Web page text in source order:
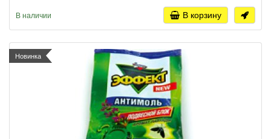
В наличии В корзину
Новинка